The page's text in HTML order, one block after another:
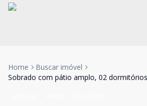
Home
Buscar imóvel
Sobrado com pátio amplo, 02 dormitórios